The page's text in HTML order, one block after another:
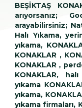
BEŞİKTAŞ
arıyorsanız;
arayabilirsiniz;
Halı Yıkama,
yıkama,
KONAKLAR ,
KONAKLAR ,
KONAKLAR,
yıkama
yıkama,
yıkama firmaları,